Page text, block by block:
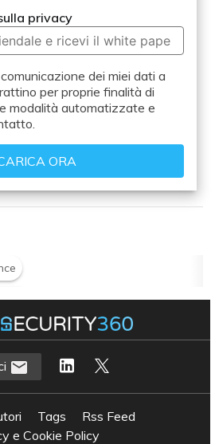
privacy
dei miei dati a
per proprie finalità di
modalità automatizzate e
Tags
Rss Feed
e Cookie Policy